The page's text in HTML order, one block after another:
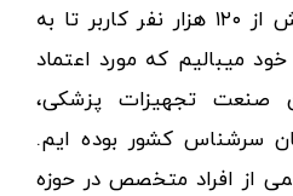
توانسته مورد اعتماد بیش از ۱۲۰ هزار نفر کاربر تا به
خود میبالیم که مورد اعتماد
صنعت تجهیزات پزشکی،
سرشناس کشور بوده ایم.
از افراد متخصص در حوزه